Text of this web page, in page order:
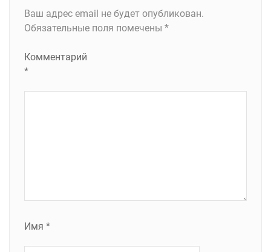
Ваш адрес email не будет опубликован.
Обязательные поля помечены *
Комментарий
*
Имя *